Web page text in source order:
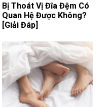
Bị Thoát Vị Đĩa Đệm Có
Quan Hệ Được Không?
[Giải Đáp]